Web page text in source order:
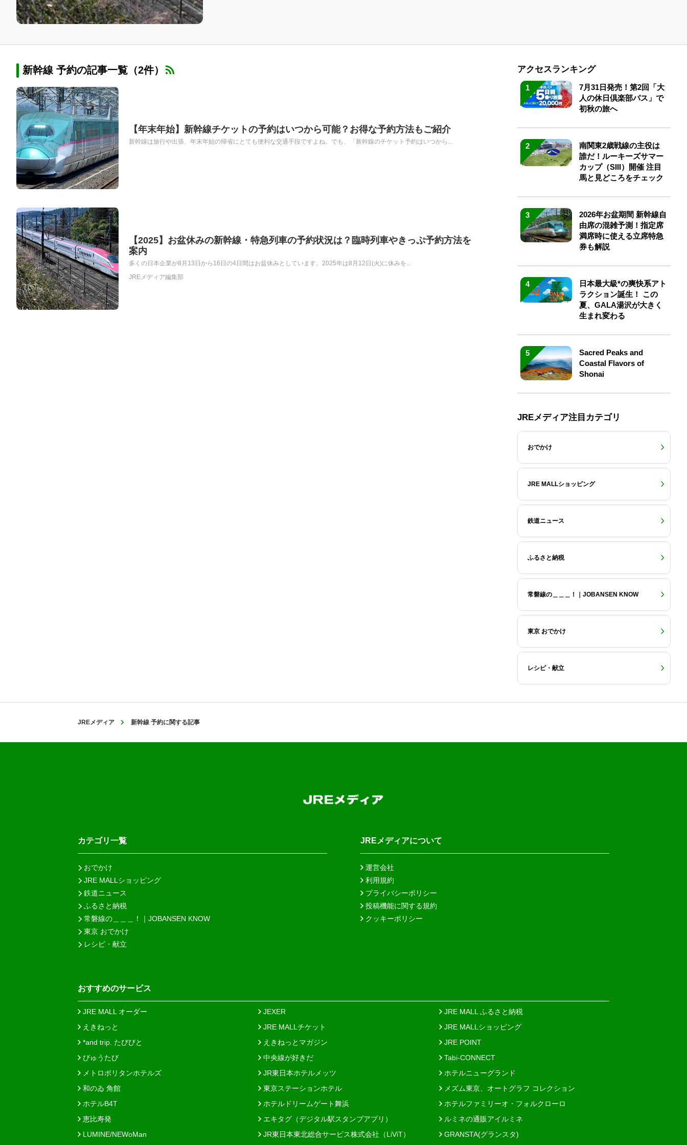
新幹線 予約の記事一覧（2件）
【年末年始】新幹線チケットの予約はいつから可能？お得な予約方法もご紹介
新幹線は旅行や出張、年末年始の帰省にとても便利な交通手段ですよね。でも、「新幹線のチケット予約はいつから...
【2025】お盆休みの新幹線・特急列車の予約状況は？臨時列車やきっぷ予約方法を
案内
多くの日本企業が8月13日から16日の4日間はお盆休みとしています。2025年は8月12日(火)に休みを...
JREメディア編集部
アクセスランキング
1
7月31日発売！第2回「大
人の休日倶楽部パス」で
初秋の旅へ
2
南関東2歳戦線の主役は
誰だ！ルーキーズサマー
カップ（SIII）開催 注目
馬と見どころをチェック
3
2026年お盆期間 新幹線自
由席の混雑予測！指定席
満席時に使える立席特急
券も解説
4
日本最大級*の爽快系アト
ラクション誕生！ この
夏、GALA湯沢が大きく
生まれ変わる
5
Sacred Peaks and
Coastal Flavors of
Shonai
JREメディア注目カテゴリ
おでかけ
JRE MALLショッピング
鉄道ニュース
ふるさと納税
常磐線の＿＿＿！｜JOBANSEN KNOW
東京 おでかけ
レシピ・献立
JREメディア 新幹線 予約に関する記事
カテゴリ一覧
おでかけ
JRE MALLショッピング
鉄道ニュース
ふるさと納税
常磐線の＿＿＿！｜JOBANSEN KNOW
東京 おでかけ
レシピ・献立
JREメディアについて
運営会社
利用規約
プライバシーポリシー
投稿機能に関する規約
クッキーポリシー
おすすめのサービス
JRE MALL オーダー JEXER
JRE MALL ふるさと納税
えきねっと
JRE MALLチケット
JRE MALLショッピング
*and trip. たびびと
えきねっとマガジン
JRE POINT
びゅうたび
中央線が好きだ
Tabi-CONNECT
メトロポリタンホテルズ
JR東日本ホテルメッツ
ホテルニューグランド
和のゐ 角館
東京ステーションホテル
メズム東京、オートグラフ コレクション
ホテルB4T
ホテルドリームゲート舞浜
ホテルファミリーオ・フォルクローロ
恵比寿発
エキタグ（デジタル駅スタンプアプリ）
ルミネの通販アイルミネ
LUMINE/NEWoMan
JR東日本東北総合サービス株式会社（LiViT） GRANSTA(グランスタ)